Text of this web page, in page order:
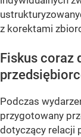
z korektami
Fiskus coraz
Podczas
przygotowany
dotyczący relacji